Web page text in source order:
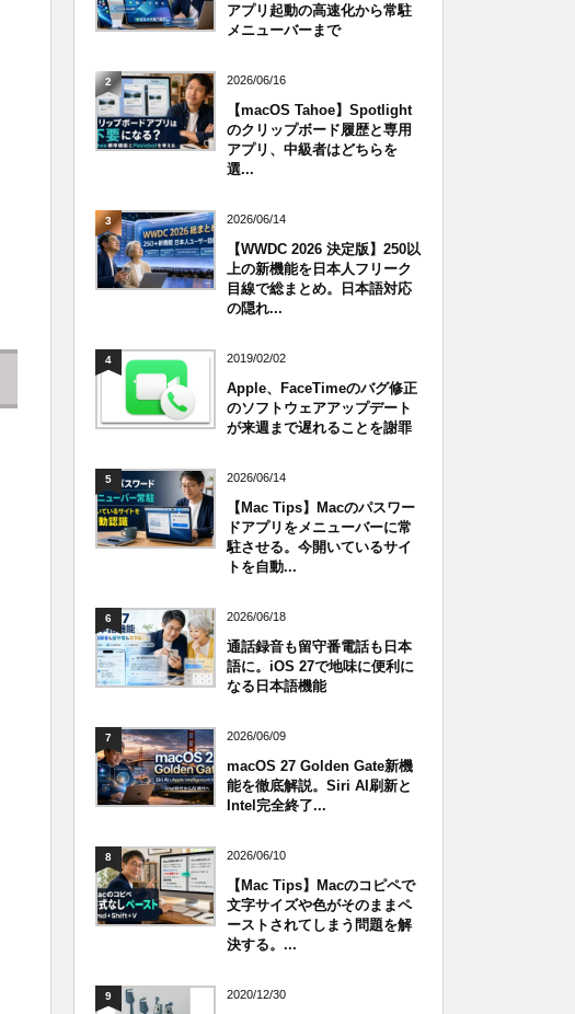
アプリ起動の高速化から常駐
メニューバーまで
2 2026/06/16
【macOS Tahoe】Spotlight
のクリップボード履歴と専用
アプリ、中級者はどちらを
選...
3 2026/06/14
【WWDC 2026 決定版】250以
上の新機能を日本人フリーク
目線で総まとめ。日本語対応
の隠れ...
4 2019/02/02
Apple、FaceTimeのバグ修正
のソフトウェアアップデート
が来週まで遅れることを謝罪
5 2026/06/14
【Mac Tips】Macのパスワー
ドアプリをメニューバーに常
駐させる。今開いているサイ
トを自動...
6 2026/06/18
通話録音も留守番電話も日本
語に。iOS 27で地味に便利に
なる日本語機能
7 2026/06/09
macOS 27 Golden Gate新機
能を徹底解説。Siri AI刷新と
Intel完全終了...
8 2026/06/10
【Mac Tips】Macのコピペで
文字サイズや色がそのままペ
ーストされてしまう問題を解
決する。...
9 2020/12/30